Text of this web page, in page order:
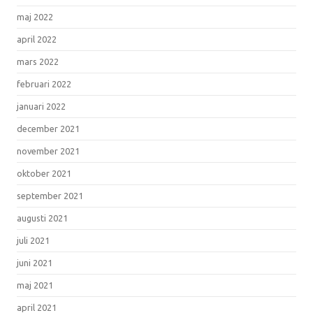
maj 2022
april 2022
mars 2022
februari 2022
januari 2022
december 2021
november 2021
oktober 2021
september 2021
augusti 2021
juli 2021
juni 2021
maj 2021
april 2021